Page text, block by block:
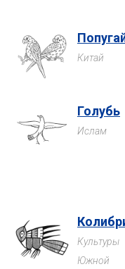
Китай
Голубь
Ислам
Культуры
Южной